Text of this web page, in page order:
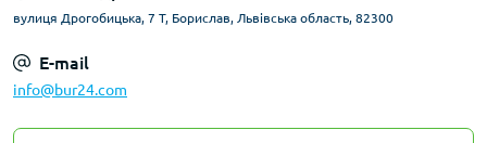
вулиця Дрогобицька, 7 Т, Борислав, Львівська область, 82300
E-mail
info@bur24.com